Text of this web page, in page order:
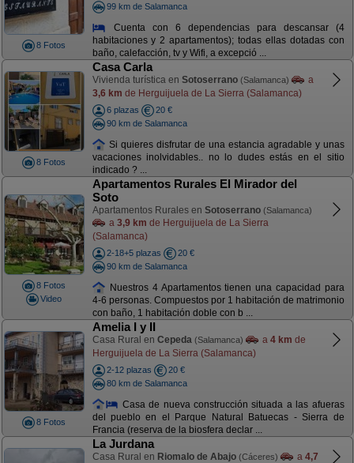
8 Fotos
99 km de Salamanca
Cuenta con 6 dependencias para descansar (4
habitaciones y 2 apartamentos); todas ellas dotadas con
baño, calefacción, tv y Wifi, a excepció ...
8 Fotos
Casa Carla
Vivienda turística en Sotoserrano (Salamanca)
a
3,6 km de Herguijuela de La Sierra (Salamanca)
6 plazas
20 €
90 km de Salamanca
Si quieres disfrutar de una estancia agradable y unas
vacaciones inolvidables.. no lo dudes estás en el sitio
indicado ? ...
8 Fotos
Video
Apartamentos Rurales El Mirador del
Soto
Apartamentos Rurales en Sotoserrano (Salamanca)
a 3,9 km de Herguijuela de La Sierra
(Salamanca)
2-18+5 plazas
20 €
90 km de Salamanca
Nuestros 4 Apartamentos tienen una capacidad para
4-6 personas. Compuestos por 1 habitación de matrimonio
con baño, 1 habitación doble con b ...
8 Fotos
Amelia I y II
Casa Rural en Cepeda (Salamanca) a 4 km de
Herguijuela de La Sierra (Salamanca)
2-12 plazas
20 €
80 km de Salamanca
Casa de nueva construcción situada a las afueras
del pueblo en el Parque Natural Batuecas - Sierra de
Francia (reserva de la biosfera declar ...
La Jurdana
Casa Rural en Riomalo de Abajo (Cáceres) a 4,7